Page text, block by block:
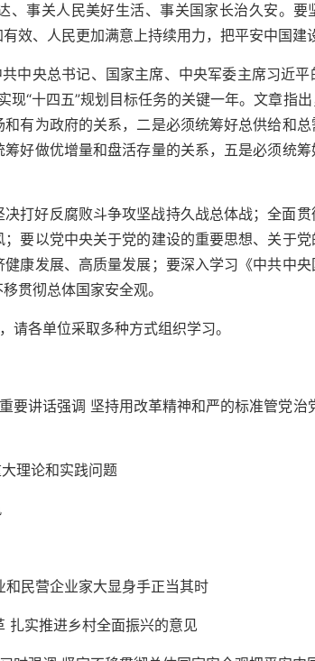
、事关人民美好生活、事关国家长治久安。要
效、人民更加满意上持续用力，把平安中国建
中央总书记、国家主席、中央军委主席习近
“十四五”规划目标任务的关键一年。文章指
有为政府的关系，二是必须统筹好总供给和
好做优增量和盘活存量的关系，五是必须统
打好反腐败斗争攻坚战持久战总体战；全面
要以党中央关于党的建设的重要思想、关于
康发展、高质量发展；要深入学习《中共中
贯彻总体国家安全观。
各单位采取多种方式组织学习。
要讲话强调 坚持用改革精神和严的标准管党治
理论和实践问题
民营企业家大显身手正当其时
扎实推进乡村全面振兴的意见